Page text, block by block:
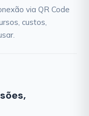
via QR Code
custos,